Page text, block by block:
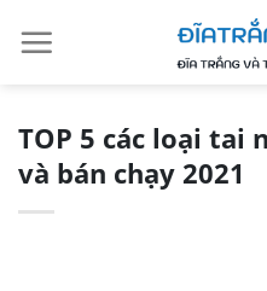
TOP 5 các loại tai
và bán chạy 2021